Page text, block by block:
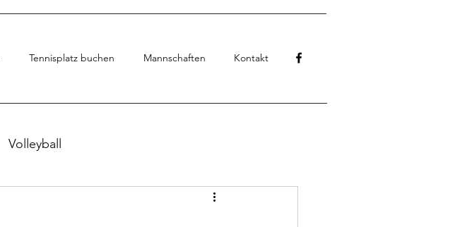
Tennisplatz buchen Mannschaften Kontakt
Volleyball